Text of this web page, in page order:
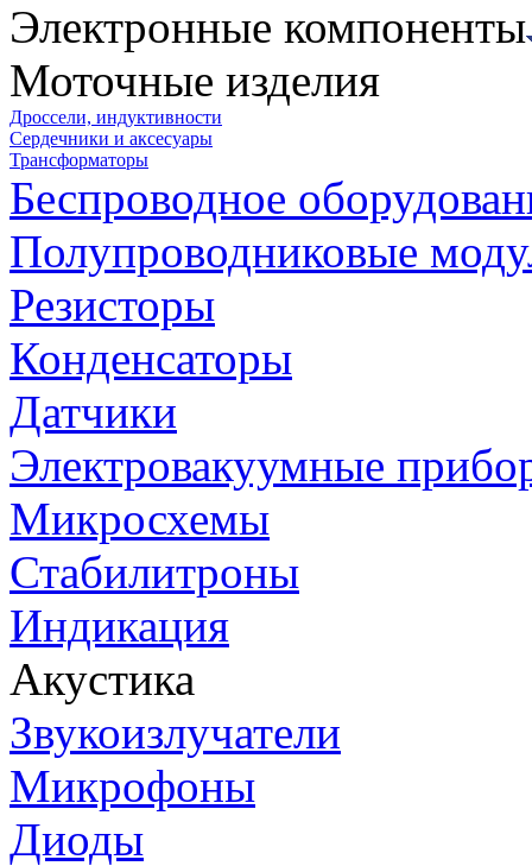
Электронные компоненты
Моточные изделия
Дроссели, индуктивности
Сердечники и аксесуары
Трансформаторы
Беспроводное
Полупроводниковые
Резисторы
Конденсаторы
Датчики
Электровакуумные
Микросхемы
Стабилитроны
Индикация
Акустика
Звукоизлучатели
Микрофоны
Диоды